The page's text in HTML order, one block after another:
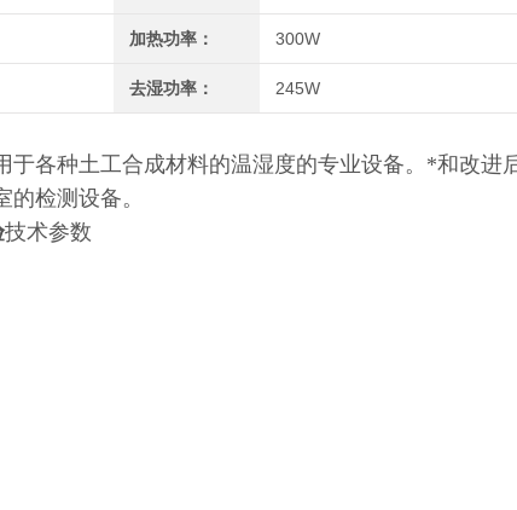
加热功率： 300W
去湿功率： 245W
于各种土工合成材料的温湿度的专业设备。*和改进
检测设备。
技术参数